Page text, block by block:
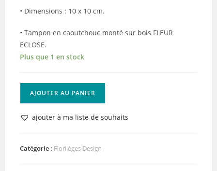
• Dimensions : 10 x 10 cm.
• Tampon en caoutchouc monté sur bois FLEUR
ECLOSE.
Plus que 1 en stock
Tampon
ÉCLOSE
AJOUTER AU PANIER
ajouter à ma liste de souhaits
Catégorie : Florilèges Design